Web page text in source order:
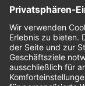
Bestellungen
Sendung verfolgen